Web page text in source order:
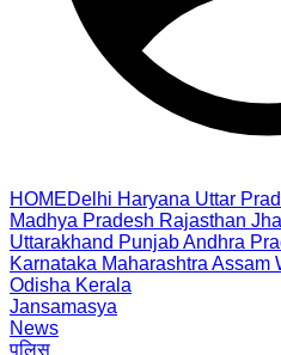
HOMEDelhi Haryana Uttar
Madhya Pradesh Rajasthan
Uttarakhand PunjabAndhra
Karnataka Maharashtra Assam
Odisha Kerala
Jansamasya
News
पुलिस